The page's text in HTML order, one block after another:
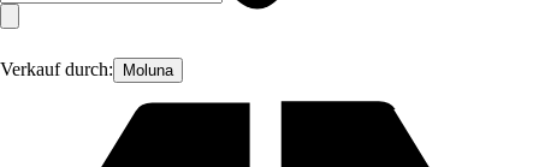
Verkauf durch: Moluna